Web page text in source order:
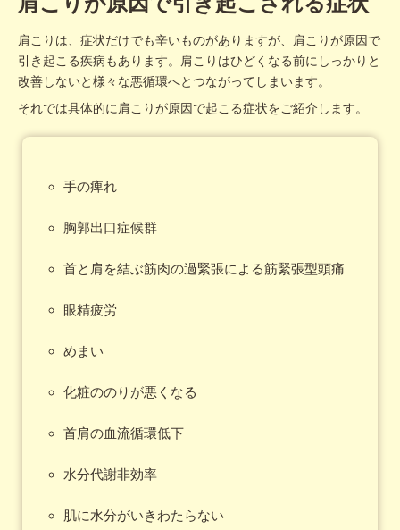
肩こりは、症状だけでも辛いものがありますが、肩こりが原因で
引き起こる疾病もあります。肩こりはひどくなる前にしっかりと
改善しないと様々な悪循環へとつながってしまいます。
それでは具体的に肩こりが原因で起こる症状をご紹介します。
手の痺れ
胸郭出口症候群
首と肩を結ぶ筋肉の過緊張による筋緊張型頭痛
眼精疲労
めまい
化粧ののりが悪くなる
首肩の血流循環低下
水分代謝非効率
肌に水分がいきわたらない